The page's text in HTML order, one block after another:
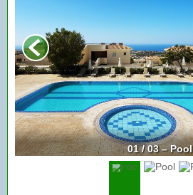
01 / 03 – Pool